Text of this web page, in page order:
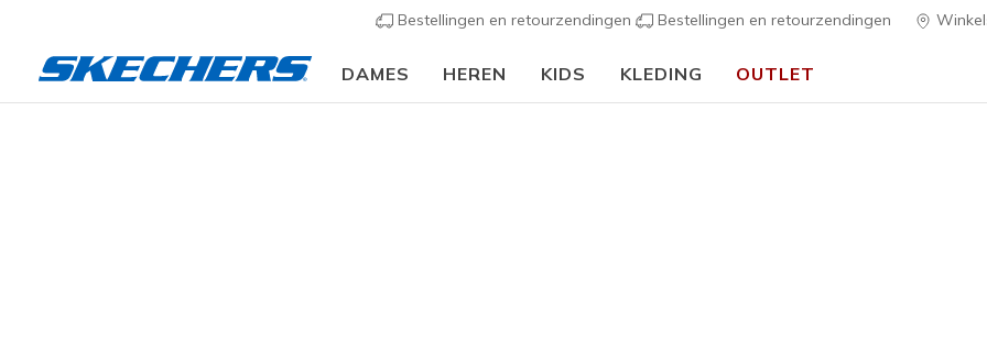
Bestellingen en retourzendingen Bestellingen en retourzendingen
DAMES HEREN KIDS KLEDING OUTLET